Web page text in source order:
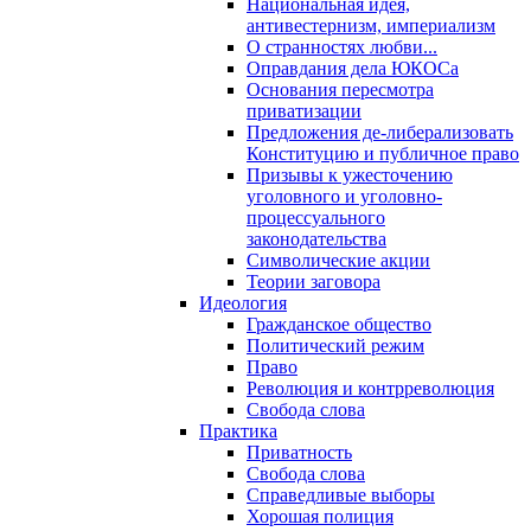
Национальная идея,
антивестернизм, империализм
О странностях любви...
Оправдания дела ЮКОСа
Основания пересмотра
приватизации
Предложения де-либерализовать
Конституцию и публичное право
Призывы к ужесточению
уголовного и уголовно-
процессуального
законодательства
Символические акции
Теории заговора
Идеология
Гражданское общество
Политический режим
Право
Революция и контрреволюция
Свобода слова
Практика
Приватность
Свобода слова
Справедливые выборы
Хорошая полиция